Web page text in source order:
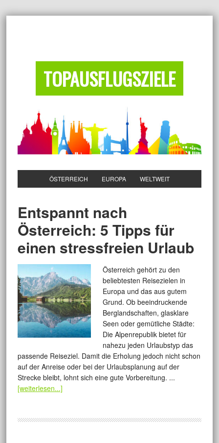
TOPAUSFLUGSZIELE
ÖSTERREICH EUROPA WELTWEIT
Entspannt nach
Österreich: 5 Tipps für
einen stressfreien Urlaub
Österreich gehört zu den
beliebtesten Reisezielen in
Europa und das aus gutem
Grund. Ob beeindruckende
Berglandschaften, glasklare
Seen oder gemütliche Städte:
Die Alpenrepublik bietet für
nahezu jeden Urlaubstyp das
passende Reiseziel. Damit die Erholung jedoch nicht schon
auf der Anreise oder bei der Urlaubsplanung auf der
Strecke bleibt, lohnt sich eine gute Vorbereitung. ...
[weiterlesen...]